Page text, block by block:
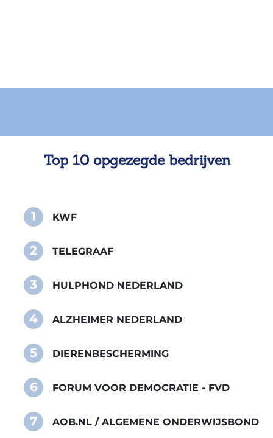
Top 10 opgezegde bedrijven
1 KWF
2 TELEGRAAF
3 HULPHOND NEDERLAND
4 ALZHEIMER NEDERLAND
5 DIERENBESCHERMING
6 FORUM VOOR DEMOCRATIE - FVD
7 AOB.NL / ALGEMENE ONDERWIJSBOND